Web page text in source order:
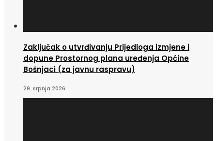
Zaključak o utvrđivanju Prijedloga izmjene i
dopune Prostornog plana uređenja Općine
Bošnjaci (za javnu raspravu)
29. srpnja 2026.